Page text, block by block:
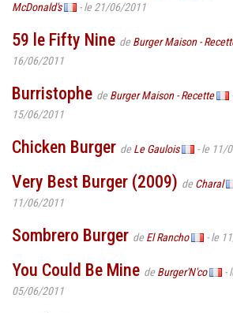
McDonald's
- le 21/06/2011
59 le Fifty Nine de Burger Maison -
16/06/2011
Burristophe de Burger Maison - Recette
15/06/2011
Chicken Burger de Le Gaulois - le 11/
Very Best Burger (2009) de Charal
11/06/2011
Sombrero Burger de El Rancho - le
You Could Be Mine de Burger'N'co
-
05/06/2011